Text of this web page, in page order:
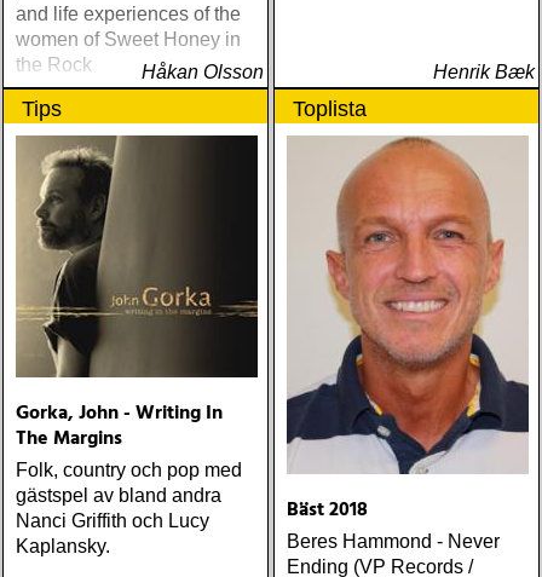
and life experiences of the
women of Sweet Honey in
the Rock
Håkan Olsson Henrik Bæk
Tips
Gorka, John - Writing In
The Margins
Folk, country och pop med
gästspel av bland andra
Nanci Griffith och Lucy
Kaplansky.
Toplista
Bäst 2018
Beres Hammond - Never
Ending (VP Records /